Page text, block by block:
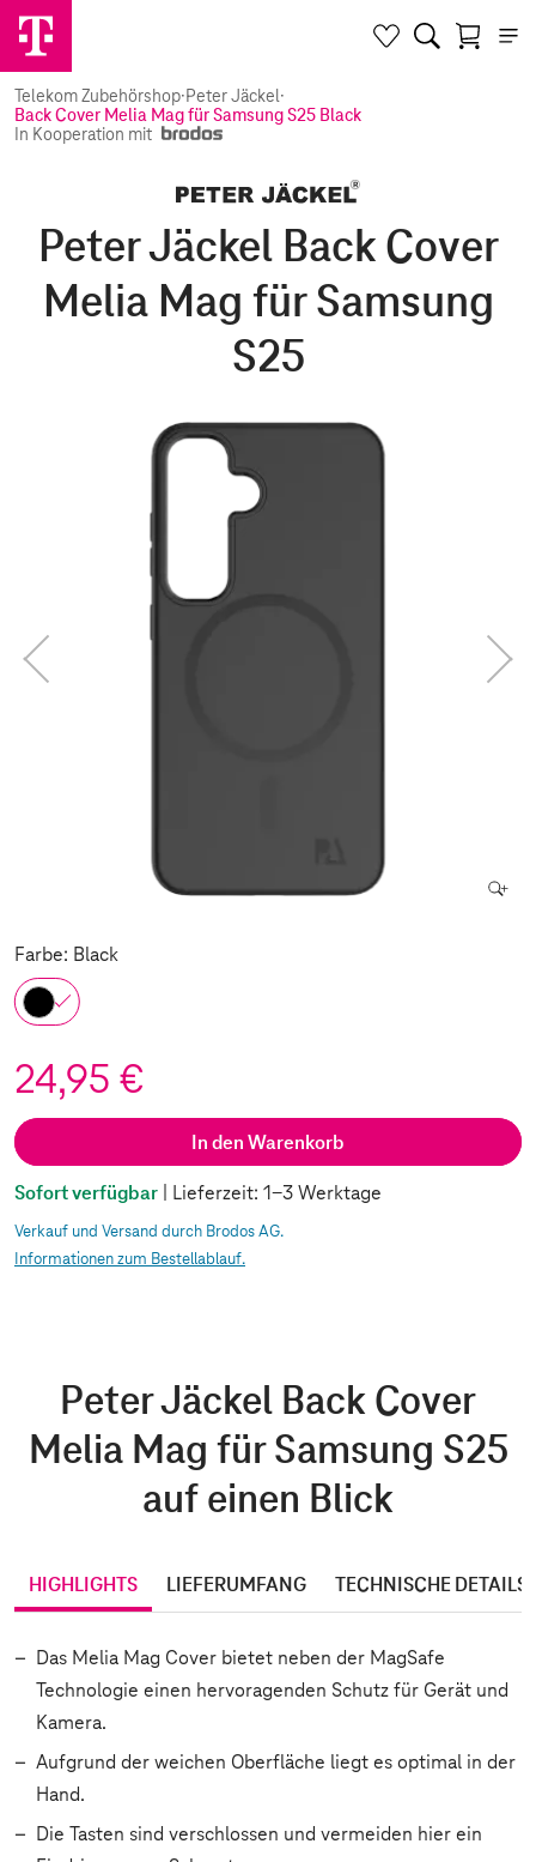
Telekom Zubehörshop·Peter Jäckel·
Back Cover Melia Mag für Samsung S25 Black
In Kooperation mit
Peter Jäckel Back Cover
Melia Mag für Samsung
S25
Farbe: Black
24,95 €
In den Warenkorb
Sofort verfügbar | Lieferzeit: 1-3 Werktage
Verkauf und Versand durch Brodos AG.
Informationen zum Bestellablauf.
Peter Jäckel Back Cover
Melia Mag für Samsung S25
auf einen Blick
HIGHLIGHTS LIEFERUMFANG TECHNISCHE DETAILS
Das Melia Mag Cover bietet neben der MagSafe
Technologie einen hervoragenden Schutz für Gerät und
Kamera.
Aufgrund der weichen Oberfläche liegt es optimal in der
Hand.
Die Tasten sind verschlossen und vermeiden hier ein